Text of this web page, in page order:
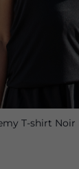
T-shirt Noir